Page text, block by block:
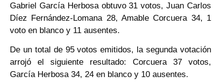
Gabriel García Herbosa obtuvo 31 votos, Juan Carlos
Díez Fernández-Lomana 28, Amable Corcuera 34, 1
voto en blanco y 11 ausentes.
De un total de 95 votos emitidos, la segunda votación
arrojó el siguiente resultado: Corcuera 37 votos,
García Herbosa 34, 24 en blanco y 10 ausentes.